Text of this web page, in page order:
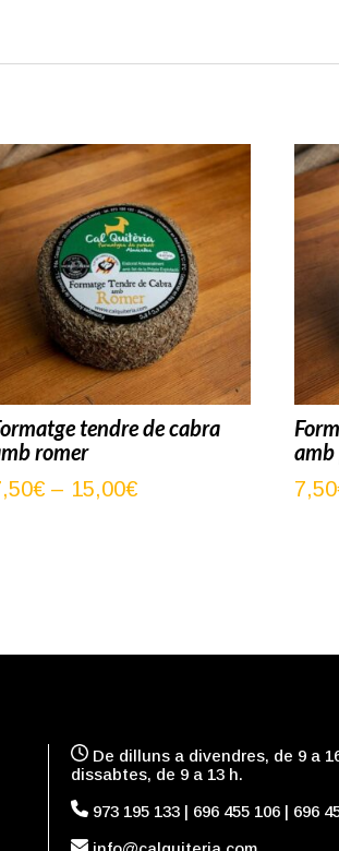
tendre de cabra
romer
€ – 15,00€Interval
amb
7,50
De dilluns a divendres, de 9 a
dissabtes, de 9 a 13 h.
973 195 133| 696 455 106| 696